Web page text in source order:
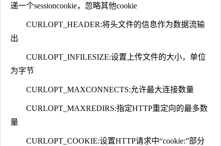
递一个sessioncookie，忽略其他cookie
CURLOPT_HEADER:将头文件的信息作为数据流输
出
CURLOPT_INFILESIZE:设置上传文件的大小，单位
为字节
CURLOPT_MAXCONNECTS:允许最大连接数量
CURLOPT_MAXREDIRS:指定HTTP重定向的最多数
量
CURLOPT_COOKIE:设置HTTP请求中“cookie:”部分